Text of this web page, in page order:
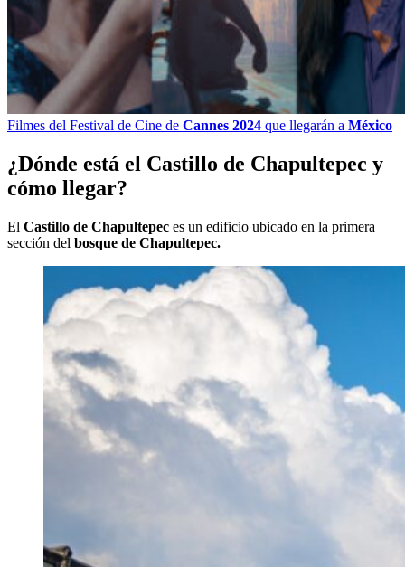
Filmes del Festival de Cine de Cannes 2024 que llegarán a México
¿Dónde está el Castillo de Chapultepec y
cómo llegar?
El Castillo de Chapultepec es un edificio ubicado en la primera
sección del bosque de Chapultepec.